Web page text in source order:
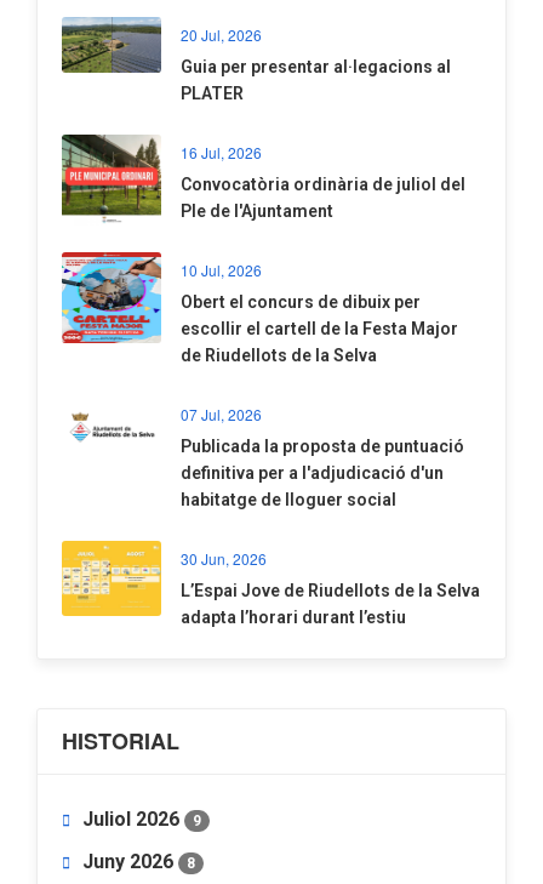
20 Jul, 2026
​Guia per presentar al·legacions al
PLATER
16 Jul, 2026
Convocatòria ordinària de juliol del
Ple de l'Ajuntament
10 Jul, 2026
​Obert el concurs de dibuix per
escollir el cartell de la Festa Major
de Riudellots de la Selva
07 Jul, 2026
​Publicada la proposta de puntuació
definitiva per a l'adjudicació d'un
habitatge de lloguer social
30 Jun, 2026
​L’Espai Jove de Riudellots de la Selva
adapta l’horari durant l’estiu
HISTORIAL
Juliol 2026 9
Juny 2026 8